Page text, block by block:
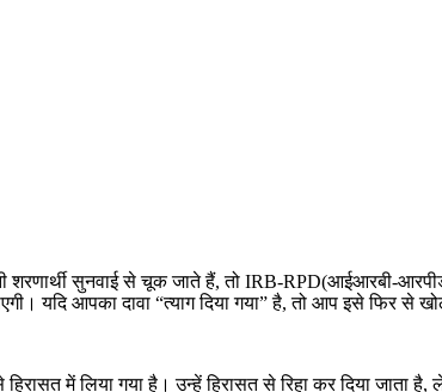
शरणार्थी सुनवाई से चूक जाते हैं, तो IRB-RPD(आईआरबी-
यदि आपका दावा “त्याग दिया गया” है, तो आप इसे
में लिया गया है। उन्हें हिरासत से रिहा कर दिया जाता